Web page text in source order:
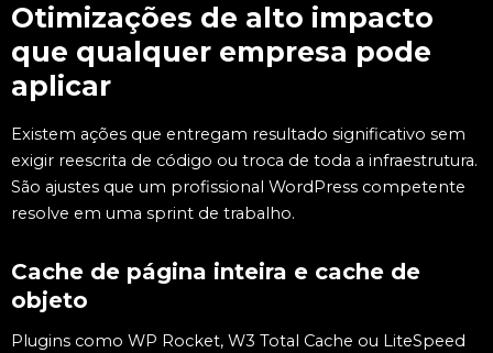
Otimizações de alto impacto
que qualquer empresa pode
aplicar
Existem ações que entregam resultado significativo sem
exigir reescrita de código ou troca de toda a infraestrutura.
São ajustes que um profissional WordPress competente
resolve em uma sprint de trabalho.
Cache de página inteira e cache de
objeto
Plugins como WP Rocket, W3 Total Cache ou LiteSpeed